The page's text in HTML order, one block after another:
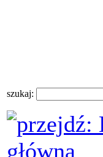
szukaj: